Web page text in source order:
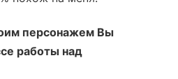
персонажем Вы
работы над